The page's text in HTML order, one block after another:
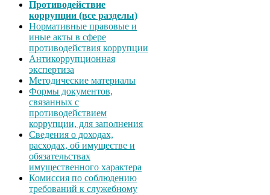
Противодействие
коррупции (все разделы)
Нормативные правовые и
иные акты в сфере
противодействия коррупции
Антикоррупционная
экспертиза
Методические материалы
Формы документов,
связанных с
противодействием
коррупции, для заполнения
Сведения о доходах,
расходах, об имуществе и
обязательствах
имущественного характера
Комиссия по соблюдению
требований к служебному